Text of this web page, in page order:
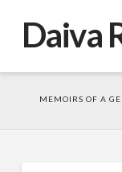
Daiva
MEMOIRS OF A